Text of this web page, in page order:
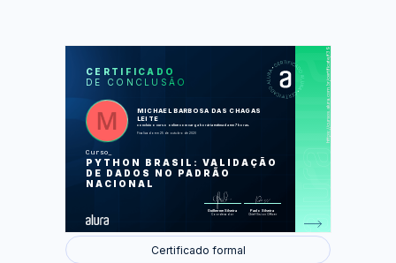
CERTIFICADO
DE CONCLUSÃO
MICHAEL BARBOSA DAS CHAGAS
LEITE
concluiu o curso online com carga horária estimada em 7 horas.
Finalizado em 25 de outubro de 2020
Curso
PYTHON BRASIL: VALIDAÇÃO
DE DADOS NO PADRÃO
NACIONAL
Guilherme Silveira
Coordenador
Paulo Silveira
Chief Vision Officer
https://cursos.alura.com.br/certificate/f39b13b6-ab2f-4432-83fb-e886a49afd8c
LAS
Validando CPF e acessando o PYPI
Validando CNPJ e construindo uma
Validando telefones com expressões
Foram feitas 37 de 37 atividades.
Certificado formal